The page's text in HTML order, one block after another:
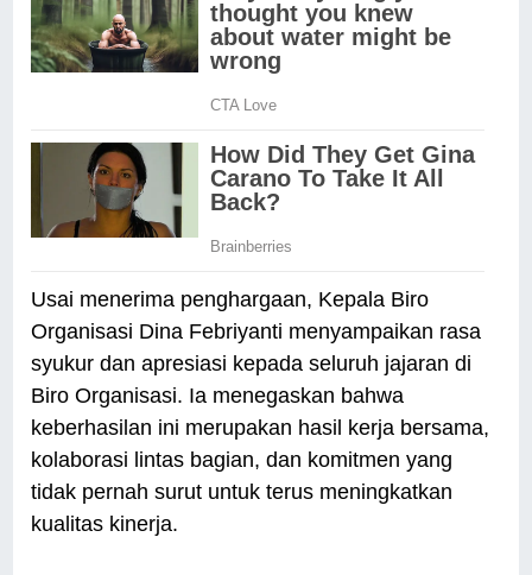
Usai menerima penghargaan, Kepala Biro
Organisasi Dina Febriyanti menyampaikan rasa
syukur dan apresiasi kepada seluruh jajaran di
Biro Organisasi. Ia menegaskan bahwa
keberhasilan ini merupakan hasil kerja bersama,
kolaborasi lintas bagian, dan komitmen yang
tidak pernah surut untuk terus meningkatkan
kualitas kinerja.